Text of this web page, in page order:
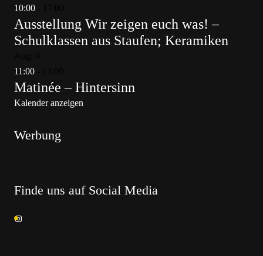
10:00
Ausstellung Wir zeigen euch was! –
Schulklassen aus Staufen; Keramiken
11:00
Matinée – Hintersinn
Kalender anzeigen
Werbung
Finde uns auf Social Media